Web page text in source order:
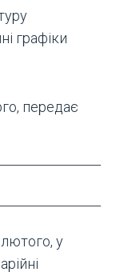
графіки
передає
у